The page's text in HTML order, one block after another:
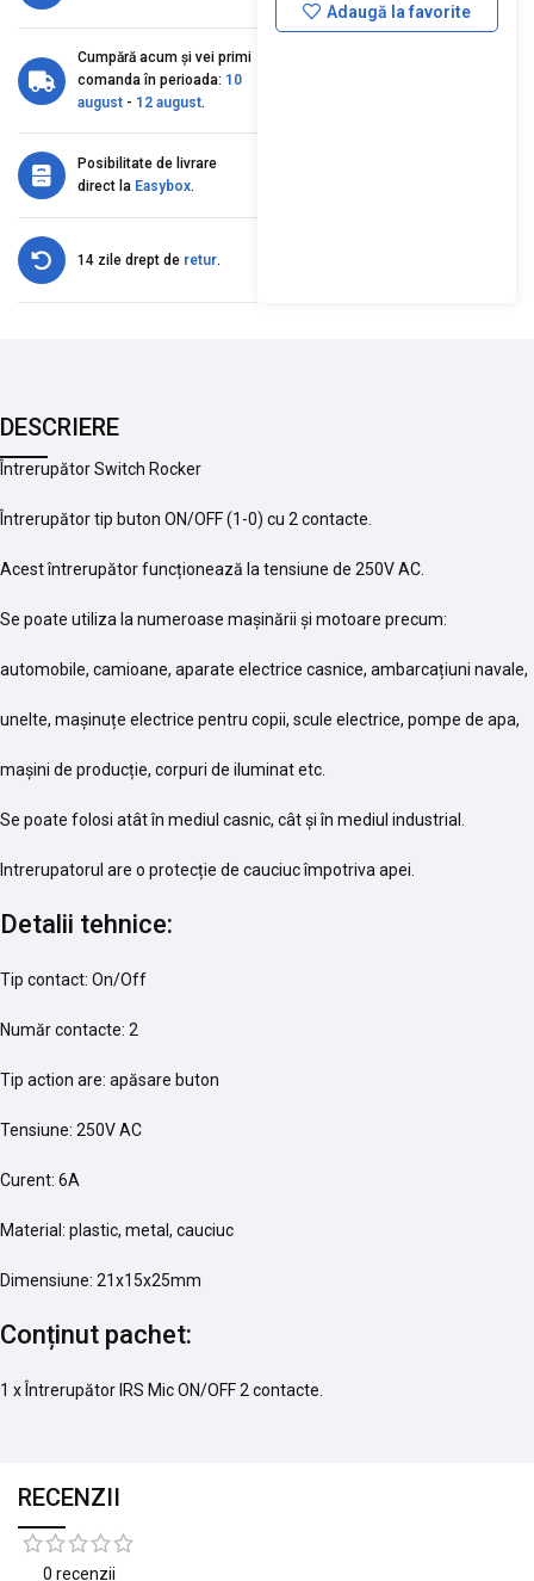
Cumpără acum și vei primi
comanda în perioada: 10
august - 12 august.
Posibilitate de livrare
direct la Easybox.
14 zile drept de retur.
Adaugă la favorite
DESCRIERE
Întrerupător Switch Rocker
Întrerupător tip buton ON/OFF (1-0) cu 2 contacte.
Acest întrerupător funcționează la tensiune de 250V AC.
Se poate utiliza la numeroase mașinării și motoare precum:
automobile, camioane, aparate electrice casnice, ambarcațiuni navale,
unelte, mașinuțe electrice pentru copii, scule electrice, pompe de apa,
mașini de producție, corpuri de iluminat etc.
Se poate folosi atât în mediul casnic, cât și în mediul industrial.
Intrerupatorul are o protecție de cauciuc împotriva apei.
Detalii tehnice:
Tip contact: On/Off
Număr contacte: 2
Tip action are: apăsare buton
Tensiune: 250V AC
Curent: 6A
Material: plastic, metal, cauciuc
Dimensiune: 21x15x25mm
Conținut pachet:
1 x Întrerupător IRS Mic ON/OFF 2 contacte.
RECENZII
0 recenzii